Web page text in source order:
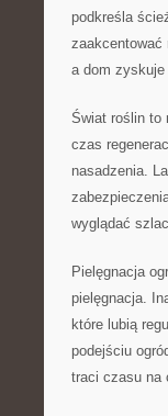
podkreśla
zaakcentować
a dom zyskuje
Świat roślin to
czas
nasadzenia.
wyglądać
Pielęgnacja
pielęgnacja.
które lubią
podejściu
traci czasu na